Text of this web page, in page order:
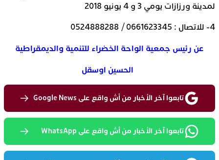
لمدينة ورزازات يومي 3 و 4 يونيو 2018
4- للاتصال : 0661623345 / 0524888288
عن رئيس جمعية الواحة الخضراء للتنمية والديمقراطية
الحسين اوسقل
تابعوا آخر الأخبار من أش واقع على Google News
تابعوا آخر الأخبار من أش واقع على WhatsApp